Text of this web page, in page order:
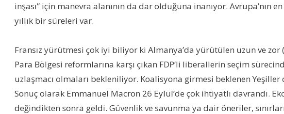
inşası” için manevra alanının da dar olduğuna inanıyor.
yıllık bir süreleri var.
Fransız yürütmesi çok iyi biliyor ki Almanya’da yürütülen uzun ve
Para Bölgesi reformlarına karşı çıkan FDP’li liberallerin seçim
uzlaşmacı olmaları bekleniliyor. Koalisyona girmesi beklenen Yeşiller
Sonuç olarak Emmanuel Macron 26 Eylül’de çok ihtiyatlı davrandı.
değindikten sonra geldi. Güvenlik ve savunma ya dair öneriler,